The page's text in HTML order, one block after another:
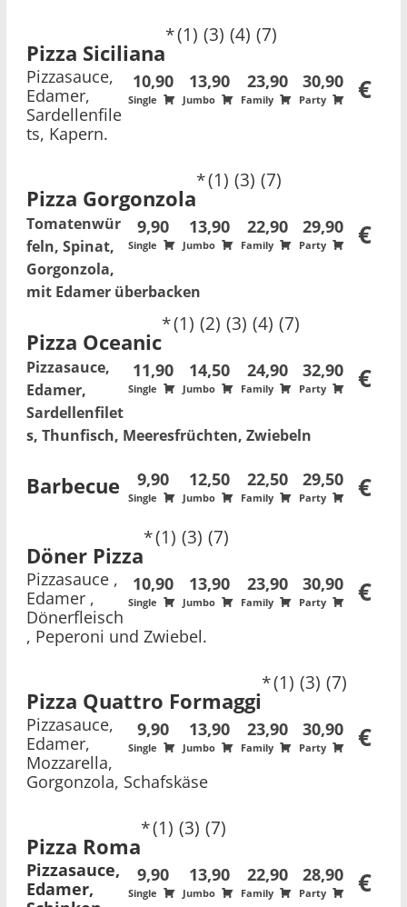
Pizza Siciliana
1 3 4 7
10,90
Single
13,90
Jumbo
23,90
Family
30,90
Party €
Pizzasauce,
Edamer,
Sardellenfile
ts, Kapern.
Pizza Gorgonzola
1 3 7
9,90
Single
13,90
Jumbo
22,90
Family
29,90
Party €
Tomatenwür
feln, Spinat,
Gorgonzola,
mit Edamer überbacken
Pizza Oceanic
1 2 3 4 7
11,90
Single
14,50
Jumbo
24,90
Family
32,90
Party €
Pizzasauce,
Edamer,
Sardellenfilet
s, Thunfisch, Meeresfrüchten, Zwiebeln
Barbecue 9,90
Single
12,50
Jumbo
22,50
Family
29,50
Party €
Döner Pizza
1 3 7
10,90
Single
13,90
Jumbo
23,90
Family
30,90
Party €
Pizzasauce ,
Edamer ,
Dönerfleisch
, Peperoni und Zwiebel.
Pizza Quattro Formaggi
1 3 7
9,90
Single
13,90
Jumbo
23,90
Family
30,90
Party €
Pizzasauce,
Edamer,
Mozzarella,
Gorgonzola, Schafskäse
Pizza Roma
1 3 7
9,90
Single
13,90
Jumbo
22,90
Family
28,90
Party €
Pizzasauce,
Edamer,